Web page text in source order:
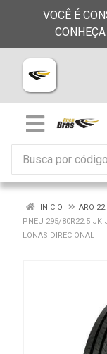
VOCÊ É
INÍCIO ARO
PNEU 295/80R22.5 JK
LONAS DIRECIONAL